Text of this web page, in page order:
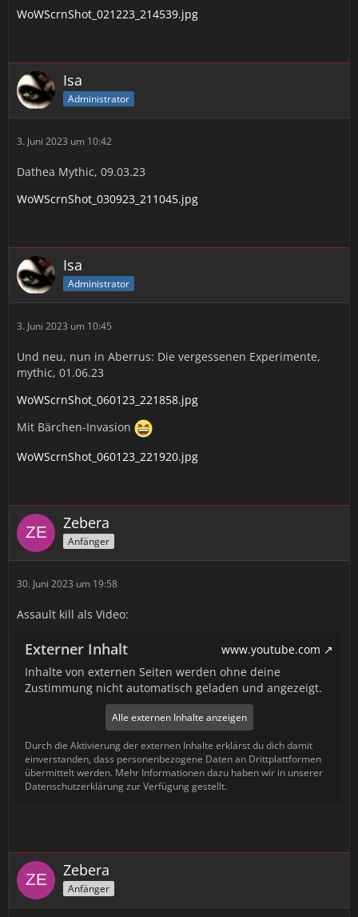
WoWScrnShot_021223_214539.jpg
Isa
Administrator
3. Juni 2023 um 10:42
Dathea Mythic, 09.03.23
WoWScrnShot_030923_211045.jpg
Isa
Administrator
3. Juni 2023 um 10:45
Und neu, nun in Aberrus: Die vergessenen Experimente,
mythic, 01.06.23
WoWScrnShot_060123_221858.jpg
Mit Bärchen-Invasion
WoWScrnShot_060123_221920.jpg
Zebera
Anfänger
30. Juni 2023 um 19:58
Assault kill als Video:
Externer Inhalt
www.youtube.com
Inhalte von externen Seiten werden ohne deine
Zustimmung nicht automatisch geladen und angezeigt.
Alle externen Inhalte anzeigen
Durch die Aktivierung der externen Inhalte erklärst du dich damit
einverstanden, dass personenbezogene Daten an Drittplattformen
übermittelt werden. Mehr Informationen dazu haben wir in unserer
Datenschutzerklärung zur Verfügung gestellt.
Zebera
Anfänger